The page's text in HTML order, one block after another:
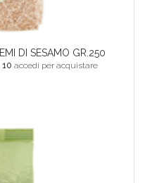
DI SESAMO GR.250
10 accedi per acquistare